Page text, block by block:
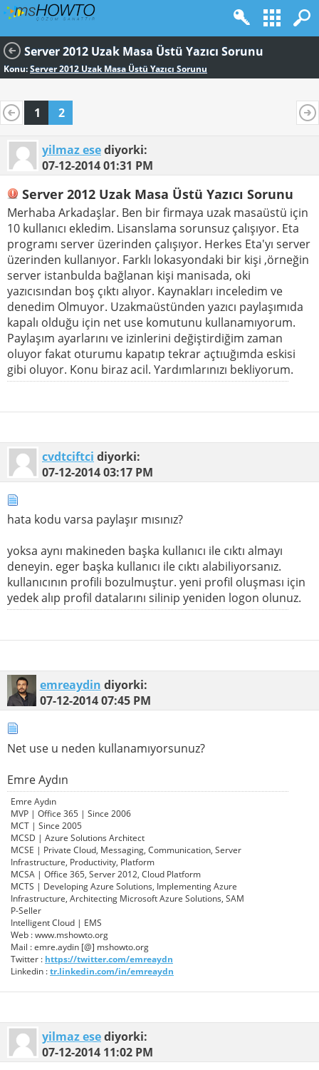
Server 2012 Uzak Masa Üstü Yazıcı Sorunu
Konu:Server 2012 Uzak Masa Üstü Yazıcı Sorunu
1 2
yilmaz esediyorki:
07-12-201401:31 PM
Server 2012 Uzak Masa Üstü Yazıcı Sorunu
Merhaba Arkadaşlar. Ben bir firmaya uzak masaüstü için
10 kullanıcı ekledim. Lisanslama sorunsuz çalışıyor. Eta
programı server üzerinden çalışıyor. Herkes Eta'yı server
üzerinden kullanıyor. Farklı lokasyondaki bir kişi ,örneğin
server istanbulda bağlanan kişi manisada, oki
yazıcısından boş çıktı alıyor. Kaynakları inceledim ve
denedim Olmuyor. Uzakmaüstünden yazıcı paylaşımıda
kapalı olduğu için net use komutunu kullanamıyorum.
Paylaşım ayarlarını ve izinlerini değiştirdiğim zaman
oluyor fakat oturumu kapatıp tekrar açtıuğımda eskisi
gibi oluyor. Konu biraz acil. Yardımlarınızı bekliyorum.
cvdtciftci diyorki:
07-12-201403:17 PM
hata kodu varsa paylaşır mısınız?
yoksa aynı makineden başka kullanıcı ile cıktı almayı
deneyin. eger başka kullanıcı ile cıktı alabiliyorsanız.
kullanıcının profili bozulmuştur. yeni profil oluşması için
yedek alıp profil datalarını silinip yeniden logon olunuz.
emreaydin diyorki:
07-12-201407:45 PM
Net use u neden kullanamıyorsunuz?
Emre Aydın
Emre Aydın
MVP | Office 365 | Since 2006
MCT | Since 2005
MCSD | Azure Solutions Architect
MCSE | Private Cloud, Messaging, Communication, Server
Infrastructure, Productivity, Platform
MCSA | Office 365, Server 2012, Cloud Platform
MCTS | Developing Azure Solutions, Implementing Azure
Infrastructure, Architecting Microsoft Azure Solutions, SAM
P-Seller
Intelligent Cloud | EMS
Web : www.mshowto.org
Mail : emre.aydin [@] mshowto.org
Twitter : https://twitter.com/emreaydn
Linkedin :tr.linkedin.com/in/emreaydn
yilmaz esediyorki:
07-12-2014 11:02 PM